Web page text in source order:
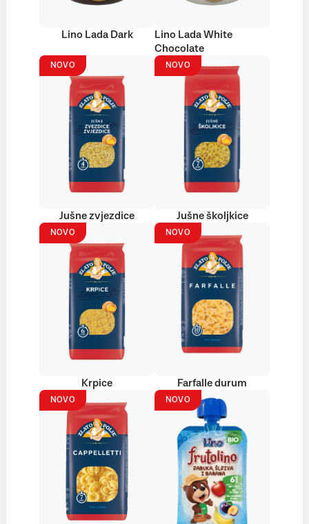
Lino Lada Dark
Lino Lada White
Chocolate
NOVO
Jušne zvjezdice
NOVO
Jušne školjkice
NOVO
Krpice
NOVO
Farfalle durum
NOVO NOVO